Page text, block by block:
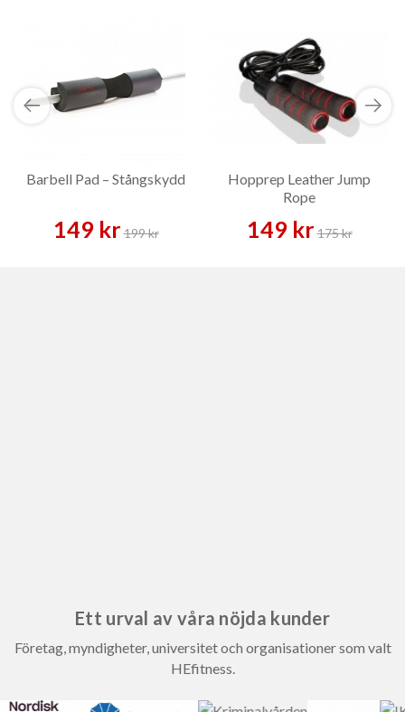
Barbell Pad – Stångskydd
149 kr199 kr
Hopprep Leather Jump
Rope
149 kr175 kr
Ett urval av våra nöjda kunder
Företag, myndigheter, universitet och organisationer som valt
HEfitness.